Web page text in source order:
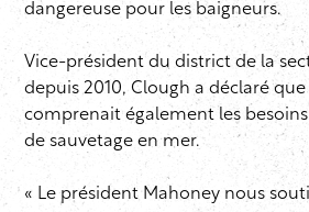
dangereuse pour les baigneurs.
Vice-président du district de la
depuis 2010, Clough a déclaré
comprenait également les
de sauvetage en mer.
« Le président Mahoney nous